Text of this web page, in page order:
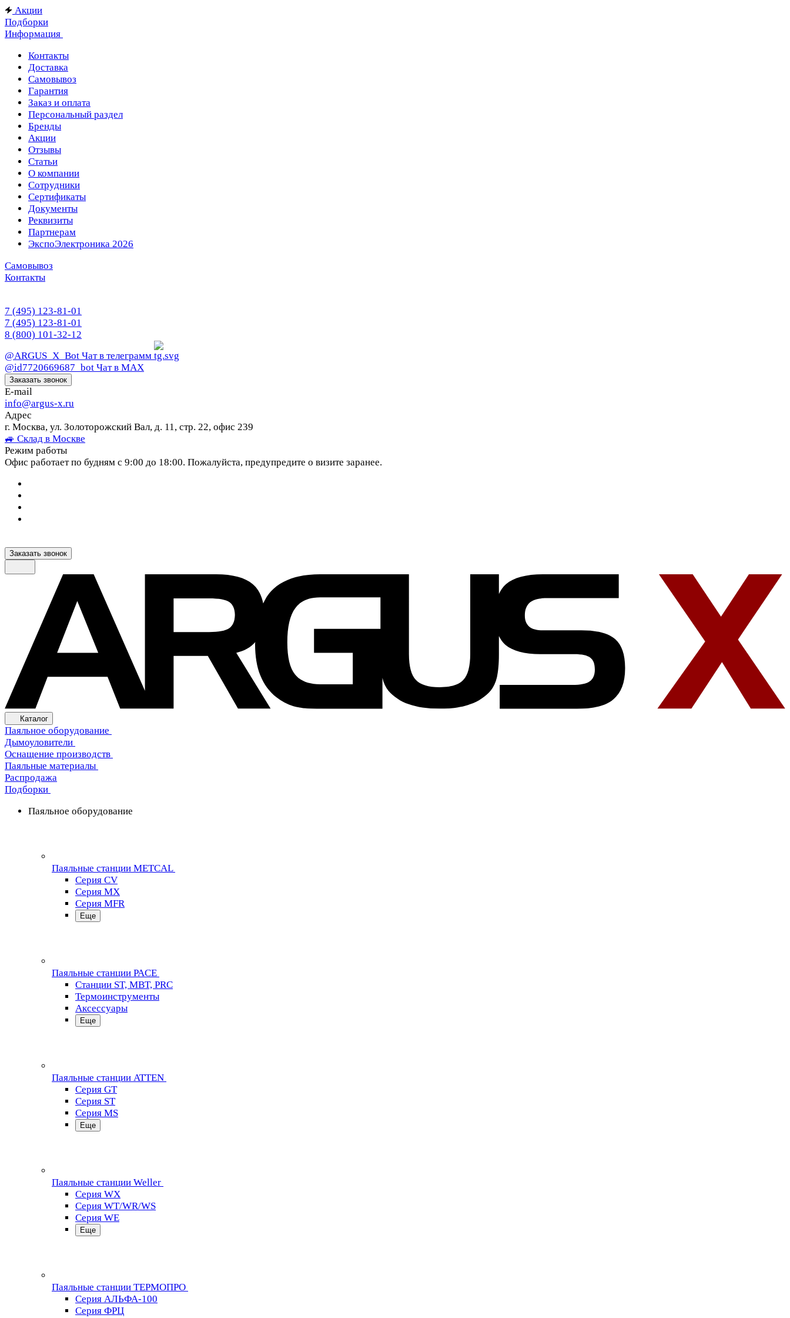
Акции
Подборки
Информация
Контакты
Доставка
Самовывоз
Гарантия
Заказ и оплата
Персональный раздел
Бренды
Акции
Отзывы
Статьи
О компании
Сотрудники
Сертификаты
Документы
Реквизиты
Партнерам
ЭкспоЭлектроника 2026
Самовывоз
Контакты
7 (495) 123-81-01
7 (495) 123-81-01
8 (800) 101-32-12
@ARGUS_X_Bot Чат в телеграмм
@id7720669687_bot Чат в МАХ
Заказать звонок
E-mail
info@argus-x.ru
Адрес
г. Москва, ул. Золоторожский Вал, д. 11, стр. 22, офис 239
🚙 Склад в Москве
Режим работы
Офис работает по будням с 9:00 до 18:00. Пожалуйста, предупредите о визите заранее.
Заказать звонок
Каталог
Паяльное оборудование
Дымоуловители
Оснащение производств
Паяльные материалы
Распродажа
Подборки
Паяльное оборудование
Паяльные станции METCAL
Серия CV
Серия MX
Серия MFR
Еще
Паяльные станции PACE
Станции ST, MBT, PRC
Термоинструменты
Аксессуары
Еще
Паяльные станции ATTEN
Серия GT
Серия ST
Серия MS
Еще
Паяльные станции Weller
Серия WX
Серия WT/WR/WS
Серия WE
Еще
Паяльные станции ТЕРМОПРО
Серия АЛЬФА-100
Серия ФРЦ